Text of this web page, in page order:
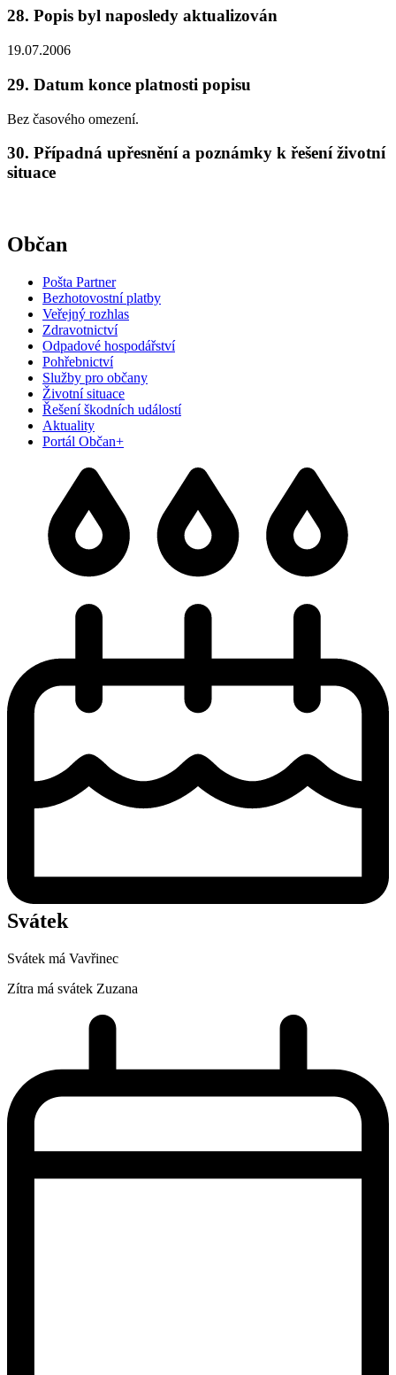
28. Popis byl naposledy aktualizován
19.07.2006
29. Datum konce platnosti popisu
Bez časového omezení.
30. Případná upřesnění a poznámky k řešení životní
situace
Občan
Pošta Partner
Bezhotovostní platby
Veřejný rozhlas
Zdravotnictví
Odpadové hospodářství
Pohřebnictví
Služby pro občany
Životní situace
Řešení škodních událostí
Aktuality
Portál Občan+
Svátek
Svátek má Vavřinec
Zítra má svátek Zuzana